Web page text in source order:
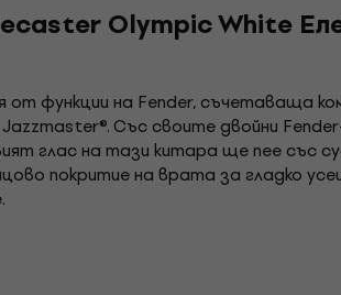
Olympic White
функции на Fender, съчетаваща
Със своите двойни
глас на тази китара ще пее със
покритие на врата за гладко